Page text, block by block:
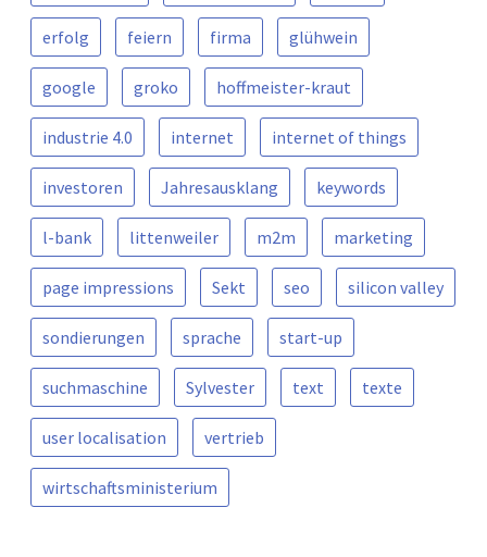
erfolg feiern firma glühwein
google groko hoffmeister-kraut
industrie 4.0 internet internet of things
investoren Jahresausklang keywords
l-bank littenweiler m2m marketing
page impressions Sekt seo silicon valley
sondierungen sprache start-up
suchmaschine Sylvester text texte
user localisation vertrieb
wirtschaftsministerium